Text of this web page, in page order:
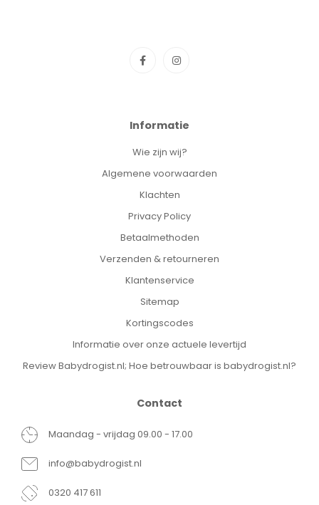
Informatie
Wie zijn wij?
Algemene voorwaarden
Klachten
Privacy Policy
Betaalmethoden
Verzenden & retourneren
Klantenservice
Sitemap
Kortingscodes
Informatie over onze actuele levertijd
Review Babydrogist.nl; Hoe betrouwbaar is babydrogist.nl?
Contact
Maandag - vrijdag 09.00 - 17.00
info@babydrogist.nl
0320 417 611